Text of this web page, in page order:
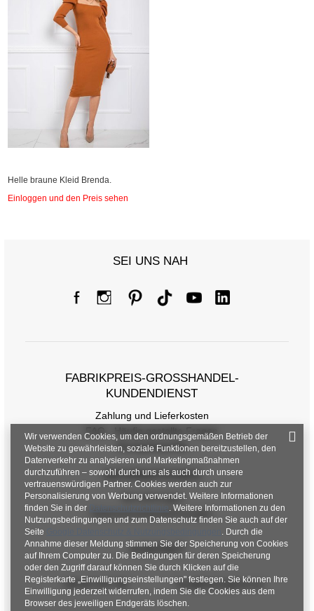
Helle braune Kleid Brenda.
Einloggen und den Preis sehen
SEI UNS NAH
FABRIKPREIS-GROSSHANDEL-K
UNDENDIENST
Zahlung und Lieferkosten
FAQ - Häufig gestellte Fragen
Rückgabepolitik
INFORMATIONEN
Verordnungen
Datenschutzbestimmungen
KONTAKT
+48 601 547 740 hurt@factoryprice.eu
Wir verwenden Cookies, um den ordnungsgemäßen Betrieb der
Website zu gewährleisten, soziale Funktionen bereitzustellen, den
Datenverkehr zu analysieren und Marketingmaßnahmen
durchzuführen – sowohl durch uns als auch durch unsere
vertrauenswürdigen Partner. Cookies werden auch zur
Personalisierung von Werbung verwendet. Weitere Informationen
finden Sie in der
Datenschutzrichtlinie. Weitere Informationen zu den
Nutzungsbedingungen und zum Datenschutz finden Sie auch auf der
Seite
. Durch die
Annahme dieser Meldung stimmen Sie der Speicherung von Cookies
auf Ihrem Computer zu. Die Bedingungen für deren Speicherung
oder den Zugriff darauf können Sie durch Klicken auf die
Registerkarte „Einwilligungseinstellungen" festlegen. Sie können Ihre
Einwilligung jederzeit widerrufen, indem Sie die Cookies aus dem
Browser des jeweiligen Endgeräts löschen.